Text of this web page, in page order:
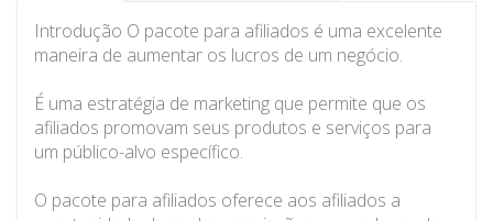
Introdução O pacote para afiliados é uma excelente
maneira de aumentar os lucros de um negócio.
É uma estratégia de marketing que permite que os
afiliados promovam seus produtos e serviços para
um público-alvo específico.
O pacote para afiliados oferece aos afiliados a